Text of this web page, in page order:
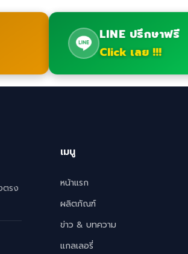
LINE ปรึกษาฟรี
Click เลย !!!
ตรง
เมนู
หน้าแรก
ผลิตภัณฑ์
ข่าว & บทความ
แกลเลอรี่